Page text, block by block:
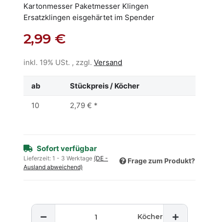
Kartonmesser Paketmesser Klingen
Ersatzklingen eisgehärtet im Spender
2,99 €
inkl. 19% USt. , zzgl. Versand
ab Stückpreis / Köcher
10 2,79 € *
Sofort verfügbar
Lieferzeit: 1 - 3 Werktage (DE -
Ausland abweichend)
Frage zum Produkt?
Köcher